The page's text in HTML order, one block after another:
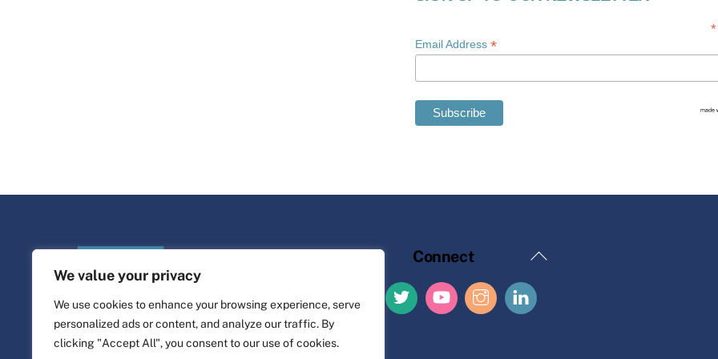
We value your privacy
We use cookies to enhance your browsing experience, serve
personalized ads or content, and analyze our traffic. By
clicking "Accept All", you consent to our use of cookies.
*
Email Address *
Back
Connect